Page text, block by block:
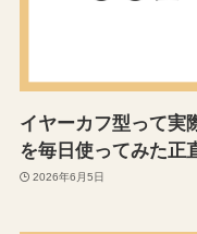
イヤーカフ型って実
を毎日使ってみた正
2026年6月5日